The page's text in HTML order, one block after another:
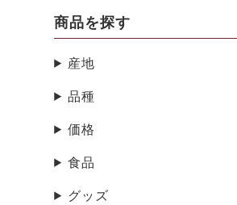
商品を探す
産地
品種
価格
食品
グッズ